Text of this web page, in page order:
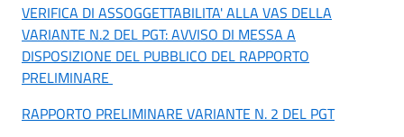
VERIFICA DI ASSOGGETTABILITA' ALLA VAS DELLA
VARIANTE N.2 DEL PGT: AVVISO DI MESSA A
DISPOSIZIONE DEL PUBBLICO DEL RAPPORTO
PRELIMINARE
RAPPORTO PRELIMINARE VARIANTE N. 2 DEL PGT